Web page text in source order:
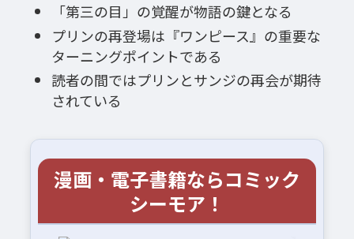
「第三の目」の覚醒が物語の鍵となる
プリンの再登場は『ワンピース』の重要な
ターニングポイントである
読者の間ではプリンとサンジの再会が期待
されている
漫画・電子書籍ならコミック
シーモア！